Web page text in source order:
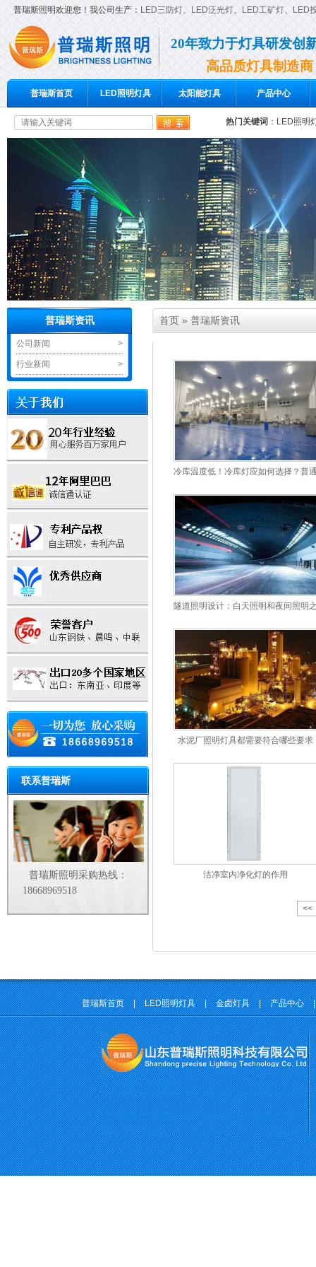
普瑞斯照明欢迎您！我公司生产： LED三防灯、 LED泛光灯、 LED工矿灯、 LED
20年致力于灯具研发创
高品质灯具制造商
普瑞斯首页 LED照明灯具 太阳能灯具 产品中心
热门关键词 ： LED照明
普瑞斯资讯
>
公司新闻
>
行业新闻
联系普瑞斯
普瑞斯照明采购热线：
18668969518
首页 » 普瑞斯资讯
冷库温度低！冷库灯应如何选择？普
隧道照明设计：白天照明和夜间照明
水泥厂照明灯具都需要符合哪些要求
洁净室内净化灯的作用
<<
普瑞斯首页 | LED照明灯具 | 金卤灯具 | 产品中心 |